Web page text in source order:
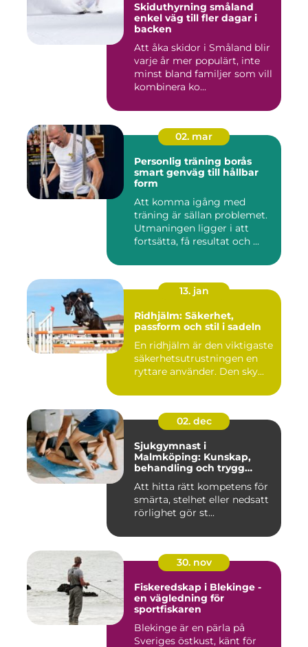
Skiduthyrning småland
enkel väg till fler dagar i
backen
Att åka skidor i Småland blir
varje år mer populärt, inte
minst bland familjer som vill
kombinera ko...
02. mar
Personlig träning borås
smart genväg till hållbar
form
Att komma igång med
träning är sällan problemet.
Utmaningen ligger i att
fortsätta, få resultat och ...
13. jan
Ridhjälm: Säkerhet,
passform och stil i sadeln
En ridhjälm är den viktigaste
säkerhetsutrustningen en
ryttare använder. Den sky...
02. dec
Sjukgymnast i
Malmköping: Kunskap,
behandling och trygg
Att hitta rätt kompetens för
smärta, stelhet eller nedsatt
rörlighet gör st...
30. nov
Fiskeredskap i Blekinge -
en vägledning för
sportfiskaren
Blekinge är en pärla på
Sveriges östkust, känt för